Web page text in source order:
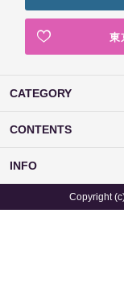
東
CATEGORY
CONTENTS
INFO
Copyright